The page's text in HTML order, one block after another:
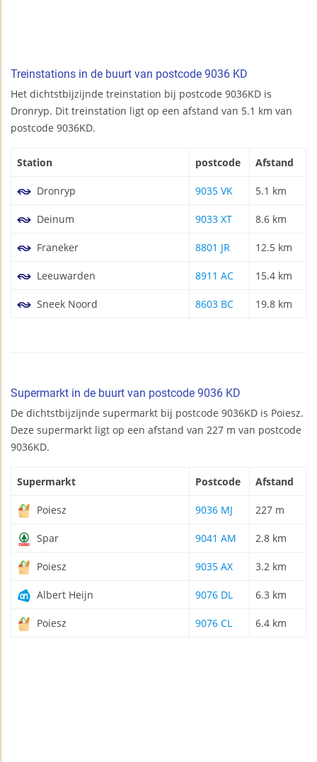
Treinstations in de buurt van postcode 9036 KD
Het dichtstbijzijnde treinstation bij postcode 9036KD is
Dronryp. Dit treinstation ligt op een afstand van 5.1 km van
postcode 9036KD.
Station postcode Afstand
Dronryp 9035 VK 5.1 km
Deinum 9033 XT 8.6 km
Franeker 8801 JR 12.5 km
Leeuwarden 8911 AC 15.4 km
Sneek Noord 8603 BC 19.8 km
Supermarkt in de buurt van postcode 9036 KD
De dichtstbijzijnde supermarkt bij postcode 9036KD is Poiesz.
Deze supermarkt ligt op een afstand van 227 m van postcode
9036KD.
Supermarkt Postcode Afstand
Poiesz 9036 MJ 227 m
Spar 9041 AM 2.8 km
Poiesz 9035 AX 3.2 km
Albert Heijn 9076 DL 6.3 km
Poiesz 9076 CL 6.4 km